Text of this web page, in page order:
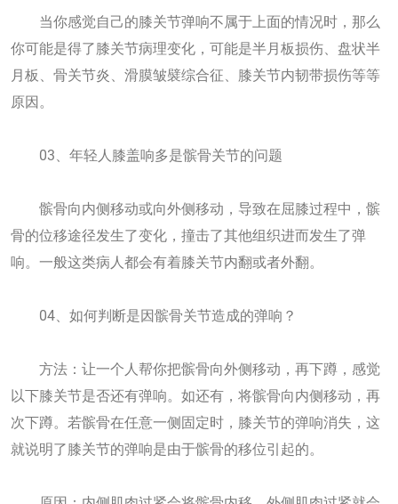
当你感觉自己的膝关节弹响不属于上面的情况时，那么
你可能是得了膝关节病理变化，可能是半月板损伤、盘状半
月板、骨关节炎、滑膜皱襞综合征、膝关节内韧带损伤等等
原因。
03、年轻人膝盖响多是髌骨关节的问题
髌骨向内侧移动或向外侧移动，导致在屈膝过程中，髌
骨的位移途径发生了变化，撞击了其他组织进而发生了弹
响。一般这类病人都会有着膝关节内翻或者外翻。
04、如何判断是因髌骨关节造成的弹响？
方法：让一个人帮你把髌骨向外侧移动，再下蹲，感觉
以下膝关节是否还有弹响。如还有，将髌骨向内侧移动，再
次下蹲。若髌骨在任意一侧固定时，膝关节的弹响消失，这
就说明了膝关节的弹响是由于髌骨的移位引起的。